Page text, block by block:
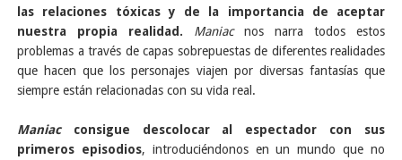
las relaciones tóxicas y de la importancia de aceptar
nuestra propia realidad. Maniacnos narra todos estos
problemas a través de capas sobrepuestas de diferentes realidades
que hacen que los personajes viajen por diversas fantasías que
siempre están relacionadas con su vida real.
Maniacconsigue descolocar al espectador con sus
primeros episodios, introduciéndonos en un mundo que no